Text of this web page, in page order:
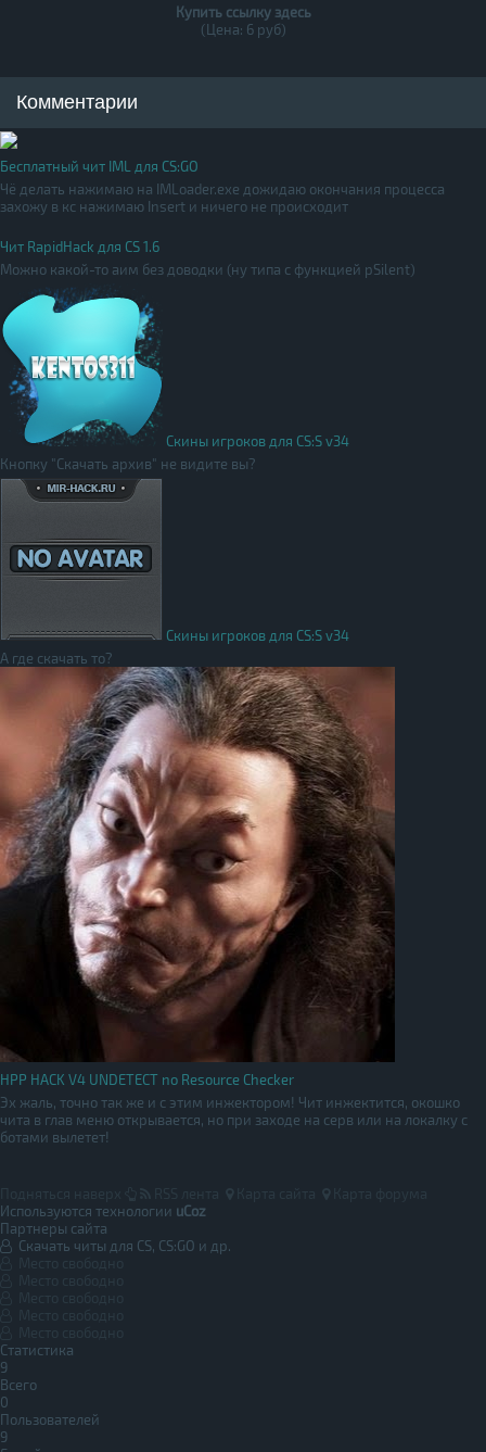
Купить ссылку здесь
(Цена: 6 руб)
Комментарии
Бесплатный чит IML для CS:GO
Чё делать нажимаю на IMLoader.exe дожидаю окончания процесса
захожу в кс нажимаю Insert и ничего не происходит
Чит RapidHack для CS 1.6
Можно какой-то аим без доводки (ну типа с функцией pSilent)
Скины игроков для CS:S v34
Кнопку "Скачать архив" не видите вы?
Скины игроков для CS:S v34
А где скачать то?
HPP HACK V4 UNDETECT no Resource Checker
Эх жаль, точно так же и с этим инжектором! Чит инжектится, окошко
чита в глав меню открывается, но при заходе на серв или на локалку с
ботами вылетет!
Используются технологии uCoz
Партнеры сайта
Скачать читы для CS, CS:GO и др.
Статистика
9
Всего
0
Пользователей
9